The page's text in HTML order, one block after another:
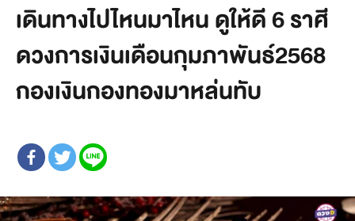
เดินทางไปไหนมาไหน ดูให้ดี 6 ราศี
ดวงการเงินเดือนกุมภาพันธ์2568
กองเงินกองทองมาหล่นทับ